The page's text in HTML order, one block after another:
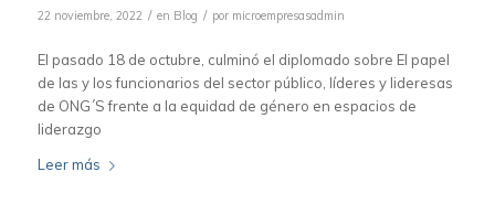
22 noviembre, 2022 / en Blog / por microempresasadmin
El pasado 18 de octubre, culminó el diplomado sobre El papel
de las y los funcionarios del sector público, líderes y lideresas
de ONG´S frente a la equidad de género en espacios de
liderazgo
Leer más